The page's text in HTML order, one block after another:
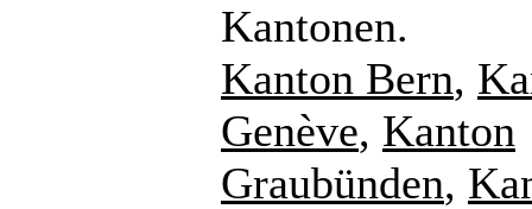
Kantonen.
Kanton Bern,
Genève, Kanton
Graubünden,